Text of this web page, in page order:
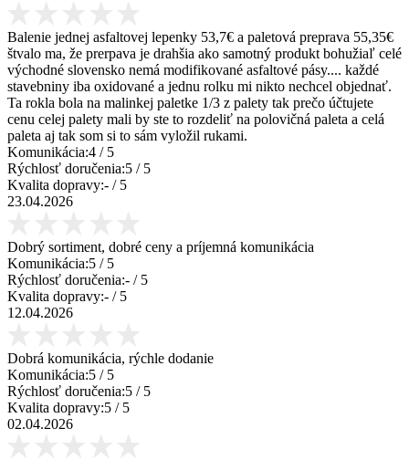
Balenie jednej asfaltovej lepenky 53,7€ a paletová preprava 55,35€
štvalo ma, že prerpava je drahšia ako samotný produkt bohužiaľ celé
východné slovensko nemá modifikované asfaltové pásy.... každé
stavebniny iba oxidované a jednu rolku mi nikto nechcel objednať.
Ta rokla bola na malinkej paletke 1/3 z palety tak prečo účtujete
cenu celej palety mali by ste to rozdeliť na polovičná paleta a celá
paleta aj tak som si to sám vyložil rukami.
Komunikácia:4 / 5
Rýchlosť doručenia:5 / 5
Kvalita dopravy:- / 5
23.04.2026
Dobrý sortiment, dobré ceny a príjemná komunikácia
Komunikácia:5 / 5
Rýchlosť doručenia:- / 5
Kvalita dopravy:- / 5
12.04.2026
Dobrá komunikácia, rýchle dodanie
Komunikácia:5 / 5
Rýchlosť doručenia:5 / 5
Kvalita dopravy:5 / 5
02.04.2026